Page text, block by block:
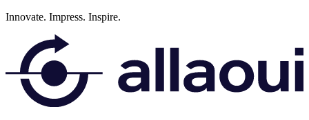
Innovate. Impress. Inspire.